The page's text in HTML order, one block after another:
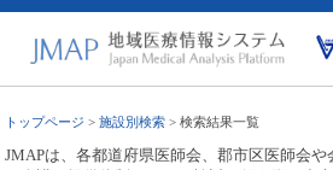
トップページ >施設別検索 > 検索結果一覧
JMAPは、各都道府県医師会、郡市区医師会